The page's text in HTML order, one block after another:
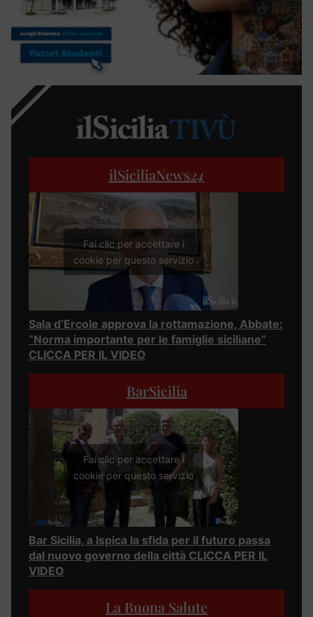
ilSiciliaNews24
Fai clic per accettare i
cookie per questo servizio
Sala d’Ercole approva la rottamazione, Abbate:
“Norma importante per le famiglie siciliane”
CLICCA PER IL VIDEO
BarSicilia
Fai clic per accettare i
cookie per questo servizio
Bar Sicilia, a Ispica la sfida per il futuro passa
dal nuovo governo della città CLICCA PER IL
VIDEO
La Buona Salute